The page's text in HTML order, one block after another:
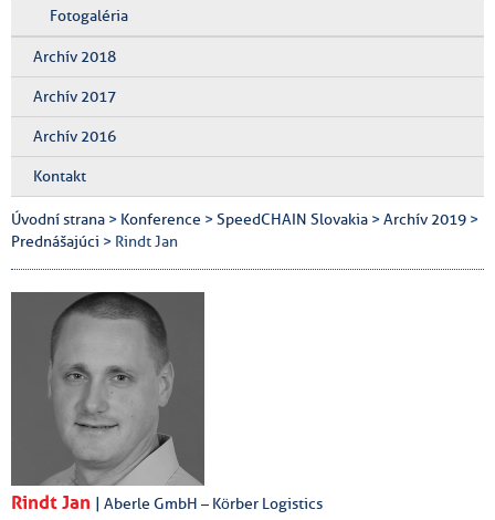
Fotogaléria
Archív 2018
Archív 2017
Archív 2016
Kontakt
Úvodní strana > Konference >SpeedCHAIN Slovakia >Archív 2019 >
Prednášajúci > Rindt Jan
Rindt Jan | Aberle GmbH – Körber Logistics